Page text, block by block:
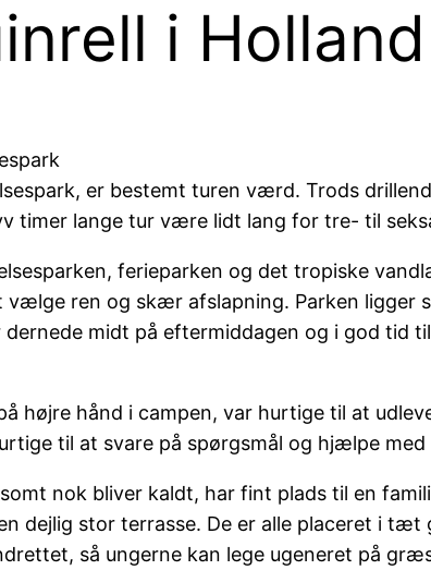
i Holland
er bestemt turen værd. Trods
timer lange tur være lidt lang for tre- til
ferieparken og det tropiske
ren og skær afslapning. Parken ligger
midt på eftermiddagen og i god tid
højre hånd i campen, var hurtige til at
til at svare på spørgsmål og hjælpe
nok bliver kaldt, har fint plads til en
dejlig stor terrasse. De er alle placeret i
så ungerne kan lege ugeneret på